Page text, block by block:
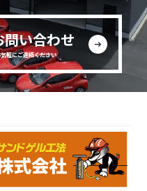
い合わせ
軽にご連絡ください